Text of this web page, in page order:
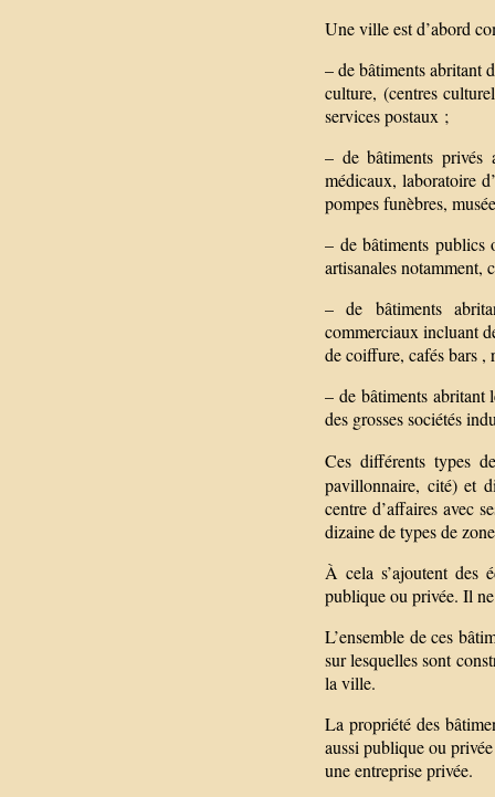
Une ville est d’abord
– de bâtiments abritant
culture, (centres
services postaux ;
– de bâtiments privés
médicaux, laboratoire
pompes funèbres,
– de bâtiments publics
artisanales notamment,
– de bâtiments
commerciaux incluant
de coiffure, cafés bars
– de bâtiments abritant
des grosses sociétés
Ces différents types
pavillonnaire, cité) et
centre d’affaires avec
dizaine de types de
À cela s’ajoutent des
publique ou privée. Il
L’ensemble de ces
sur lesquelles sont
la ville.
La propriété des
aussi publique ou
une entreprise privée.